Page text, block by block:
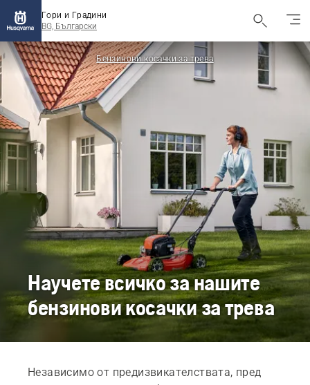
Гори и Градини
BG, Български
Бензинови косачки за трева
Научете всичко за нашите
бензинови косачки за трева
Независимо от предизвикателствата, пред